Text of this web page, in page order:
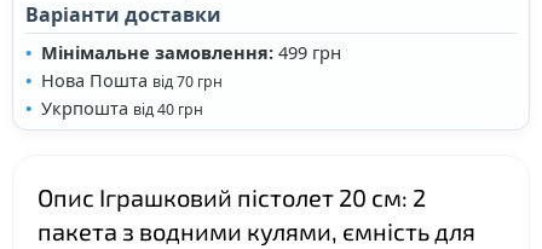
Варіанти доставки
Мінімальне замовлення: 499 грн
Нова Пошта від 70 грн
Укрпошта від 40 грн
Опис Іграшковий пістолет 20 см: 2
пакета з водними кулями, ємність для
❤